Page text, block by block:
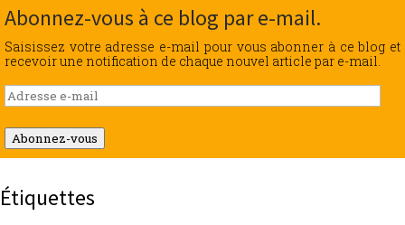
Abonnez-vous à ce blog par e-mail.
Saisissez votre adresse e-mail pour vous abonner à ce blog et
recevoir une notification de chaque nouvel article par e-mail.
Adresse
e-
mail
Abonnez-vous
Étiquettes